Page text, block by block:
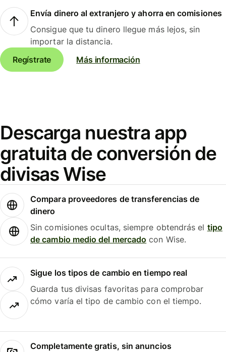
Envía dinero al extranjero y ahorra en comisiones
Consigue que tu dinero llegue más lejos, sin
importar la distancia.
Regístrate
Más información
Descarga nuestra app
gratuita de conversión de
divisas Wise
Compara proveedores de transferencias de
dinero
Sin comisiones ocultas, siempre obtendrás el tipo
de cambio medio del mercado con Wise.
Sigue los tipos de cambio en tiempo real
Guarda tus divisas favoritas para comprobar
cómo varía el tipo de cambio con el tiempo.
Completamente gratis, sin anuncios